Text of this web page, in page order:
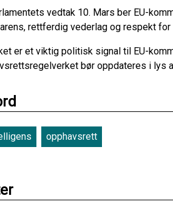
vedtak 10. Mars ber EU-
rettferdig vederlag og respekt
er et viktig politisk signal til EU-
bør oppdateres i lys
opphavsrett